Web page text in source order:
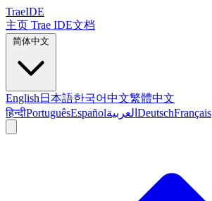
TraeIDE
主页 Trae IDE文档
简体中文
English 日本語한국어中文繁體中文
हिन्दीPortuguêsEspañolالعربية DeutschFrançais